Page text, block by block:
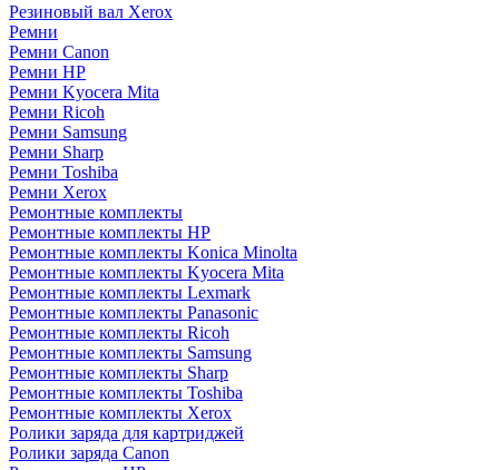
Резиновый вал Xerox
Ремни
Ремни Canon
Ремни HP
Ремни Kyocera Mita
Ремни Ricoh
Ремни Samsung
Ремни Sharp
Ремни Toshiba
Ремни Xerox
Ремонтные комплекты
Ремонтные комплекты HP
Ремонтные комплекты Konica Minolta
Ремонтные комплекты Kyocera Mita
Ремонтные комплекты Lexmark
Ремонтные комплекты Panasonic
Ремонтные комплекты Ricoh
Ремонтные комплекты Samsung
Ремонтные комплекты Sharp
Ремонтные комплекты Toshiba
Ремонтные комплекты Xerox
Ролики заряда для картриджей
Ролики заряда Canon